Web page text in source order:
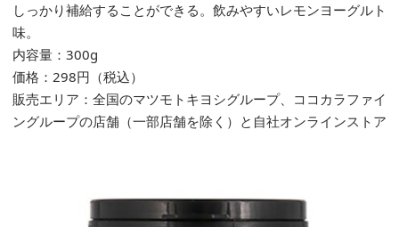
しっかり補給することができる。飲みやすいレモンヨーグルト
味。
内容量：300g
価格： 298円（税込）
販売エリア：全国のマツモトキヨシグループ、ココカラファイ
ングループの店舗（一部店舗を除く）と自社オンラインストア